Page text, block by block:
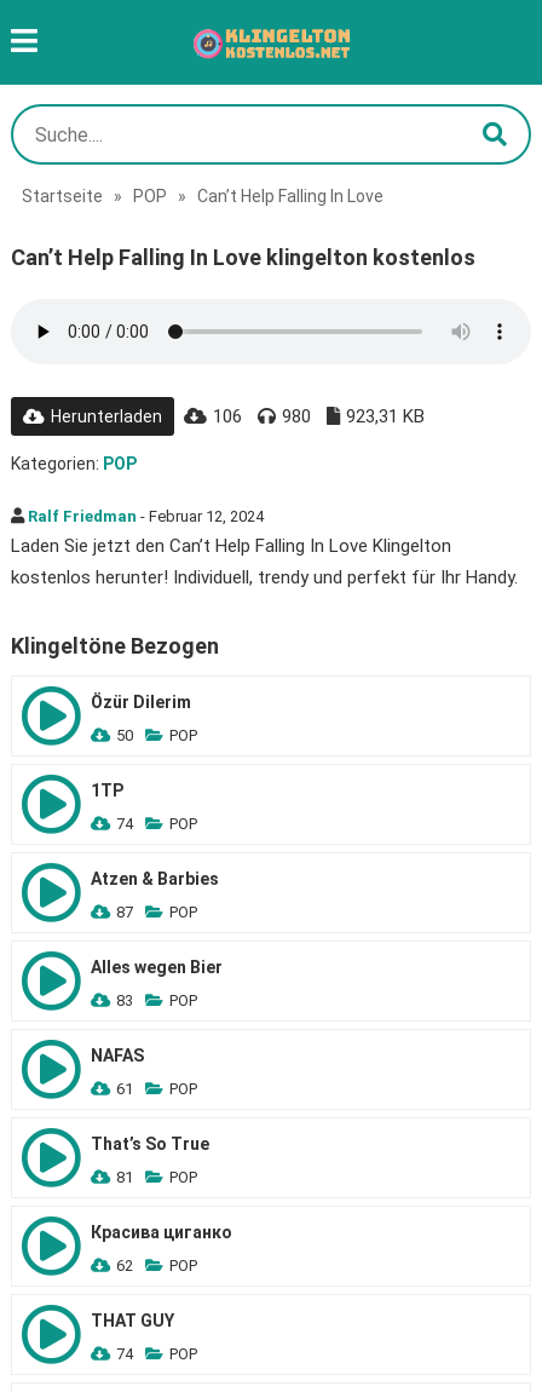
Startseite » POP » Can’t Help Falling In Love
Can’t Help Falling In Love klingelton kostenlos
Herunterladen 106 980 923,31 KB
Kategorien: POP
Ralf Friedman - Februar 12, 2024
Laden Sie jetzt den Can’t Help Falling In Love Klingelton
kostenlos herunter! Individuell, trendy und perfekt für Ihr Handy.
Klingeltöne Bezogen
Özür Dilerim
50 POP
1TP
74 POP
Atzen & Barbies
87 POP
Alles wegen Bier
83 POP
NAFAS
61 POP
That’s So True
81 POP
Красива циганко
62 POP
THAT GUY
74 POP